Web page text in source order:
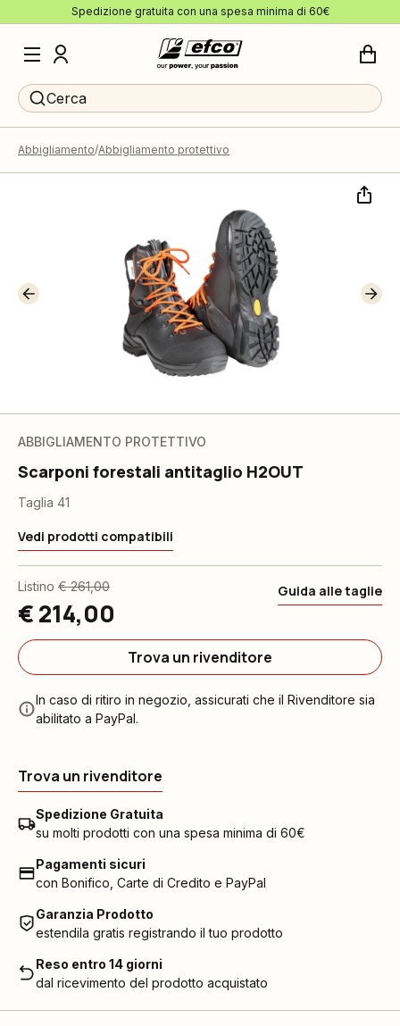
Spedizione gratuita con una spesa minima di 60€
Cerca
Abbigliamento Abbigliamento protettivo
ABBIGLIAMENTO PROTETTIVO
Scarponi forestali antitaglio H2OUT
Taglia 41
Vedi prodotti compatibili
Listino € 261,00
€ 214,00
Guida alle taglie
Trova un rivenditore
In caso di ritiro in negozio, assicurati che il Rivenditore sia
abilitato a PayPal.
Trova un rivenditore
Spedizione Gratuita
su molti prodotti con una spesa minima di 60€
Pagamenti sicuri
con Bonifico, Carte di Credito e PayPal
Garanzia Prodotto
estendila gratis registrando il tuo prodotto
Reso entro 14 giorni
dal ricevimento del prodotto acquistato